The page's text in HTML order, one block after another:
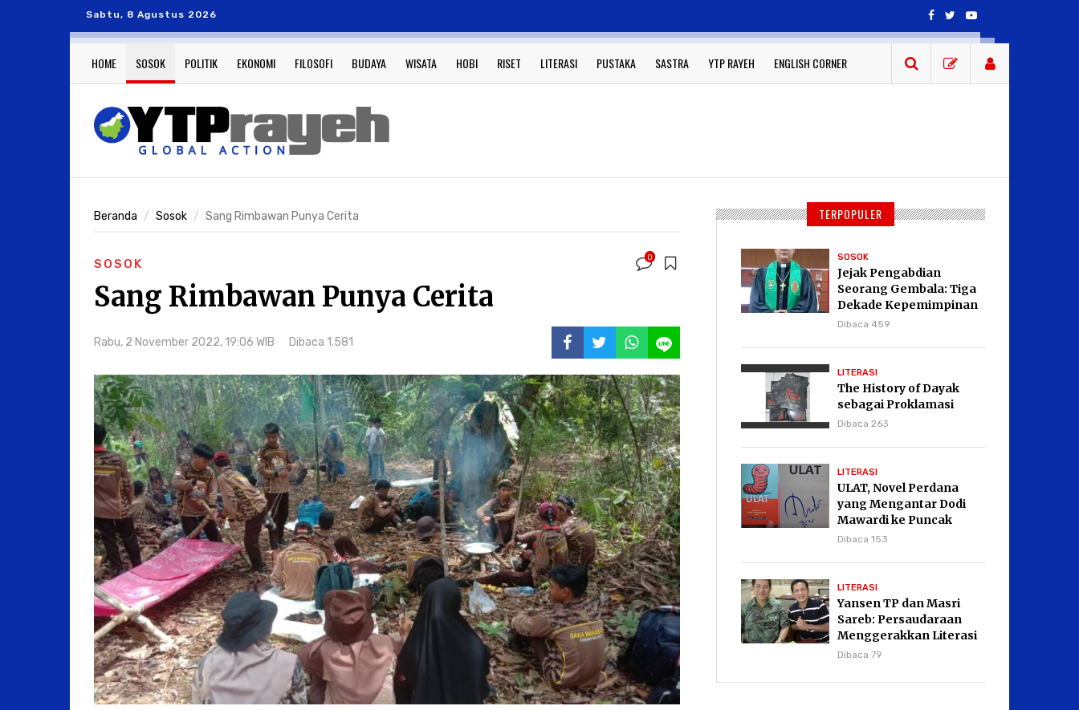
Sabtu, 8 Agustus 2026
HOME SOSOK POLITIK EKONOMI FILOSOFI BUDAYA WISATA HOBI RISET LITERASI PUSTAKA SASTRA YTP RAYEH ENGLISH CORNER
Beranda Sosok Sang Rimbawan Punya Cerita
SOSOK 0
Sang Rimbawan Punya Cerita
Rabu, 2 November 2022, 19:06 WIB Dibaca 1.581
TERPOPULER
SOSOK
Jejak Pengabdian
Seorang Gembala: Tiga
Dekade Kepemimpinan
Pdt. Dr. Yulius Daud di
Dibaca 459
LITERASI
The History of Dayak
sebagai Proklamasi
Dibaca 263
LITERASI
ULAT, Novel Perdana
yang Mengantar Dodi
Mawardi ke Puncak
Karier Kepenulisan
Dibaca 153
LITERASI
Yansen TP dan Masri
Sareb: Persaudaraan
Menggerakkan Literasi
Borneo
Dibaca 79